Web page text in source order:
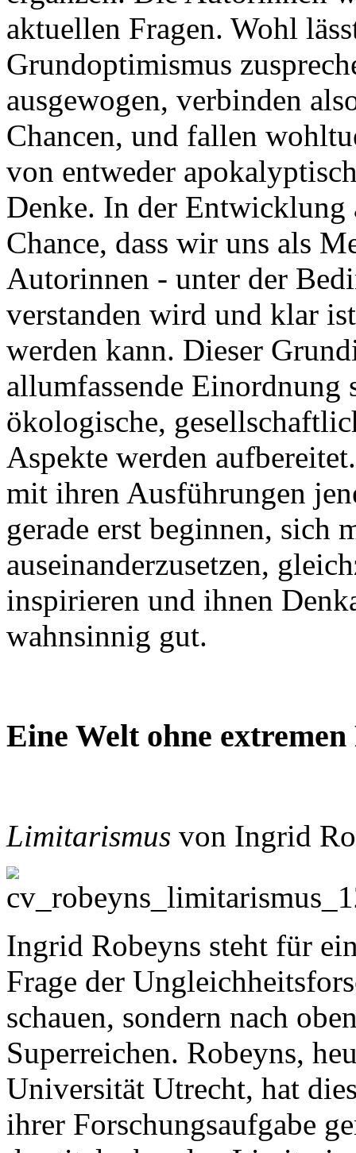
aktuellen Fragen. Wohl
Grundoptimismus
ausgewogen, verbinden
Chancen, und fallen
von entweder
Denke. In der
Chance, dass wir uns als
Autorinnen - unter der
verstanden wird und klar
werden kann. Dieser
allumfassende Einordnung
ökologische,
Aspekte werden
mit ihren Ausführungen
gerade erst beginnen, sich
auseinanderzusetzen,
inspirieren und ihnen
wahnsinnig gut.
Eine Welt ohne
Limitarismus von Ingrid
Ingrid Robeyns steht für
Frage der
schauen, sondern nach
Superreichen. Robeyns,
Universität Utrecht, hat
ihrer Forschungsaufgabe